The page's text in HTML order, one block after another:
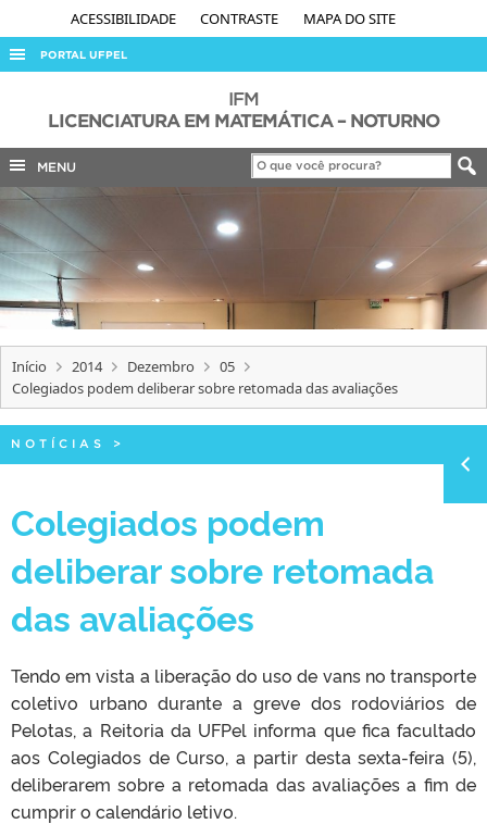
ACESSIBILIDADE CONTRASTE MAPA DO SITE
PORTAL UFPEL
AUDITORIA
COBALTO
CONCURSOS
EDITAIS
INTERNACIONAL
OUVIDORIA
PORTARIAS
TELEFONES
IFM
LICENCIATURA EM MATEMÁTICA – NOTURNO
MENU
CLMN2025
Início 2014 Dezembro
05
Colegiados podem deliberar sobre retomada das avaliações
NOTÍCIAS >
Colegiados podem
deliberar sobre retomada
das avaliações
Tendo em vista a liberação do uso de vans no transporte
coletivo urbano durante a greve dos rodoviários de
Pelotas, a Reitoria da UFPel informa que fica facultado
aos Colegiados de Curso, a partir desta sexta-feira (5),
deliberarem sobre a retomada das avaliações a fim de
cumprir o calendário letivo.